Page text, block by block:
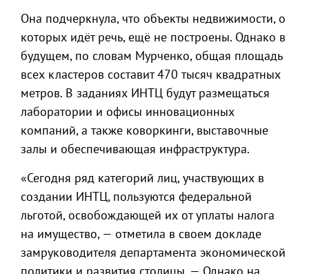
Она подчеркнула, что объекты недвижимости, о
которых идёт речь, ещё не построены. Однако в
будущем, по словам Мурченко, общая площадь
всех кластеров составит 470 тысяч квадратных
метров. В заданиях ИНТЦ будут размещаться
лаборатории и офисы инновационных
компаний, а также коворкинги, выставочные
залы и обеспечивающая инфраструктура.
«Сегодня ряд категорий лиц, участвующих в
создании ИНТЦ, пользуются федеральной
льготой, освобождающей их от уплаты налога
на имущество, — отметила в своем докладе
замруководителя департамента экономической